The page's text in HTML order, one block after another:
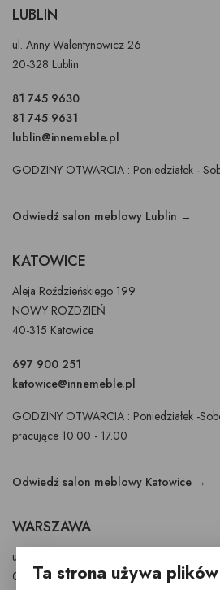
LUBLIN
ul. Anny Walentynowicz 26
20-328 Lublin
81 745 9630
81 745 9631
lublin@innemeble.pl
GODZINY OTWARCIA : Poniedziałek -
Odwiedź salon meblowy Lublin →
KATOWICE
Aleja Roździeńskiego 199
NOWY ROZDZIEŃ
40-315 Katowice
697 900 251
katowice@innemeble.pl
GODZINY OTWARCIA : Poniedziałek -
pracujące 10.00 - 17.00
Odwiedź salon meblowy Katowice →
WARSZAWA
ul. Puławska 326 - budynek Enel-Med
02-819 Warszawa
Ta strona używa